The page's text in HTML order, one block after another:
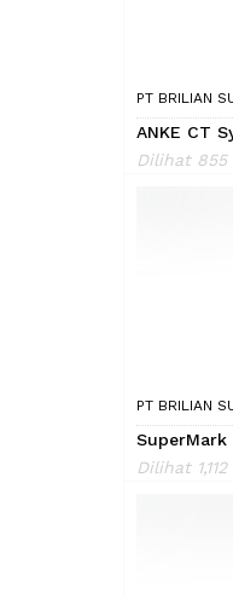
PT BRILIAN
ANKE CT
Dilihat 855
PT BRILIAN
SuperMark
Dilihat